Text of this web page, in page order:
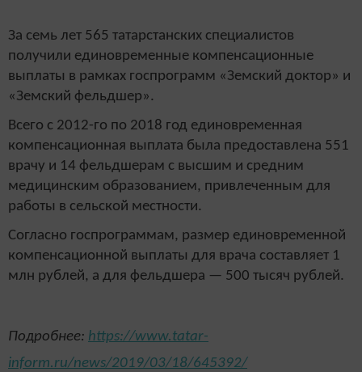
За семь лет 565 татарстанских специалистов
получили единовременные компенсационные
выплаты в рамках госпрограмм «Земский доктор» и
«Земский фельдшер».
Всего с 2012-го по 2018 год единовременная
компенсационная выплата была предоставлена 551
врачу и 14 фельдшерам с высшим и средним
медицинским образованием, привлеченным для
работы в сельской местности.
Согласно госпрограммам, размер единовременной
компенсационной выплаты для врача составляет 1
млн рублей, а для фельдшера — 500 тысяч рублей.
Подробнее: https://www.tatar-
inform.ru/news/2019/03/18/645392/